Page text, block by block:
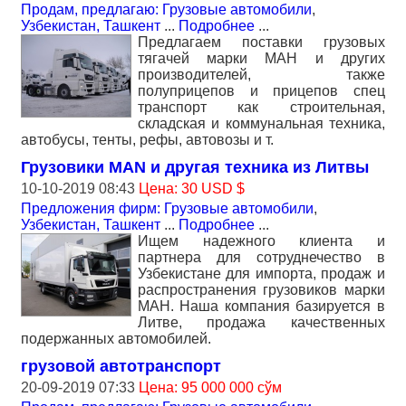
Продам, предлагаю: Грузовые автомобили,
Узбекистан, Ташкент ... Подробнее ...
Предлагаем поставки грузовых
тягачей марки МАН и других
производителей, также
полуприцепов и прицепов спец
транспорт как строительная,
складская и коммунальная техника,
автобусы, тенты, рефы, автовозы и т.
Грузовики MAN и другая техника из Литвы
10-10-2019 08:43 Цена: 30 USD $
Предложения фирм: Грузовые автомобили,
Узбекистан, Ташкент ... Подробнее ...
Ищем надежного клиента и
партнера для сотруднечество в
Узбекистане для импорта, продаж и
распространения грузовиков марки
МАН. Наша компания базируется в
Литве, продажа качественных
подержанных автомобилей.
грузовой автотранспорт
20-09-2019 07:33 Цена: 95 000 000 сўм